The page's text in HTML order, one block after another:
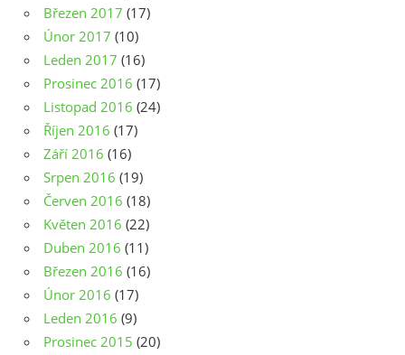
Březen 2017 (17)
Únor 2017 (10)
Leden 2017 (16)
Prosinec 2016 (17)
Listopad 2016 (24)
Říjen 2016 (17)
Září 2016 (16)
Srpen 2016 (19)
Červen 2016 (18)
Květen 2016 (22)
Duben 2016 (11)
Březen 2016 (16)
Únor 2016 (17)
Leden 2016 (9)
Prosinec 2015 (20)